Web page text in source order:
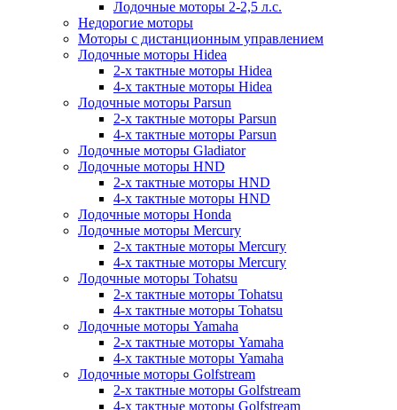
Лодочные моторы 2-2,5 л.с.
Недорогие моторы
Моторы с дистанционным управлением
Лодочные моторы Hidea
2-х тактные моторы Hidea
4-х тактные моторы Hidea
Лодочные моторы Parsun
2-х тактные моторы Parsun
4-х тактные моторы Parsun
Лодочные моторы Gladiator
Лодочные моторы HND
2-х тактные моторы HND
4-х тактные моторы HND
Лодочные моторы Honda
Лодочные моторы Mercury
2-х тактные моторы Mercury
4-х тактные моторы Mercury
Лодочные моторы Tohatsu
2-х тактные моторы Tohatsu
4-х тактные моторы Tohatsu
Лодочные моторы Yamaha
2-х тактные моторы Yamaha
4-х тактные моторы Yamaha
Лодочные моторы Golfstream
2-х тактные моторы Golfstream
4-х тактные моторы Golfstream